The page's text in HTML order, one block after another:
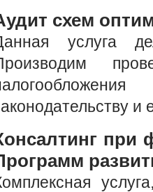
схем
услуга